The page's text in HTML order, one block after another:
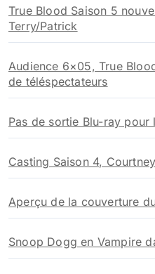
True Blood Saison 5
Terry/Patrick
Audience 6×05, True
de téléspectateurs
Pas de sortie Blu-ray pour
Casting Saison 4,
Aperçu de la couverture
Snoop Dogg en Vampire